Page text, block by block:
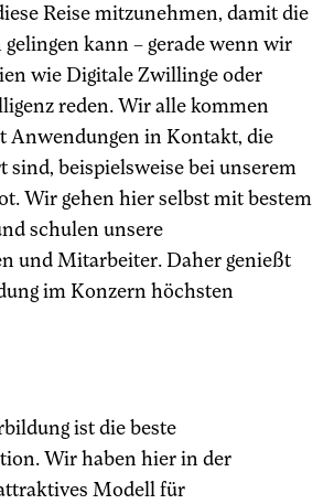
Reise mitzunehmen, damit die
kann – gerade wenn wir
wie Digitale Zwillinge oder
reden. Wir alle kommen
Anwendungen in Kontakt, die
sind, beispielsweise bei unserem
Wir gehen hier selbst mit bestem
schulen unsere
und Mitarbeiter. Daher genießt
im Konzern höchsten
ist die beste
Wir haben hier in der
Modell für